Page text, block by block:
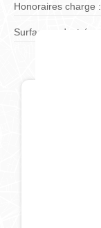
Honoraires charge :
Surface cadastrée :